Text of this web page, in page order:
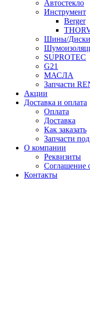
Автостекло
Инструмент
Berger
Шины/Диски
SUPROTEC
G21
МАСЛА
Запчасти
Акции
Доставка и оплата
Оплата
Доставка
Как заказать
Запчасти под
О компании
Реквизиты
Соглашение
Контакты